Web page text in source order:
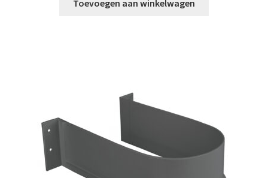
Toevoegen aan winkelwagen